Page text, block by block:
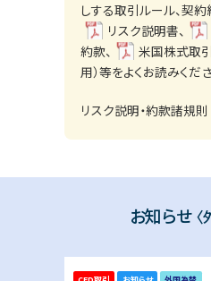
しする取引ルール、契
リスク説明書、
約款、
米国株式取
用）等をよくお読みくださ
リスク説明・約款諸規則
お知らせ